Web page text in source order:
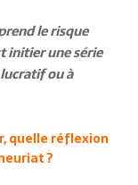
le risque
initier une série
ou à
quelle réflexion
?